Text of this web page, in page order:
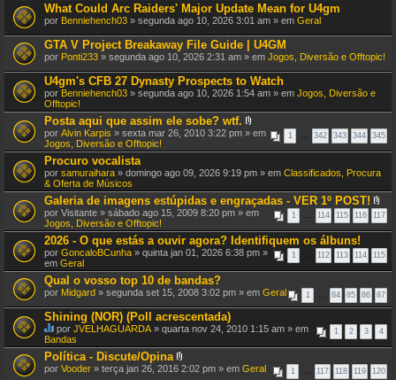
What Could Arc Raiders' Major Update Mean for U4gm
por Benniehench03 » segunda ago 10, 2026 3:01 am » em Geral
GTA V Project Breakaway File Guide | U4GM
por Ponti233 » segunda ago 10, 2026 2:31 am » em Jogos, Diversão e Offtopic!
U4gm's CFB 27 Dynasty Prospects to Watch
por Benniehench03 » segunda ago 10, 2026 1:54 am » em Jogos, Diversão e
Offtopic!
Posta aqui que assim ele sobe? wtf.
A
e
o
s
)
1 342 343 344 345
por Alvin Karpis » sexta mar 26, 2010 3:22 pm » em
Jogos, Diversão e Offtopic!
Procuro vocalista
por samuraihara » domingo ago 09, 2026 9:19 pm » em Classificados, Procura
& Oferta de Músicos
Galeria de imagens estúpidas e engraçadas - VER 1º POST!
A
n
e
o
(
s
1 114 115 116 117
por Visitante » sábado ago 15, 2009 8:20 pm » em
Jogos, Diversão e Offtopic!
2026 - O que estás a ouvir agora? Identifiquem os álbuns!
1 112 113 114 115
por GoncaloBCunha » quinta jan 01, 2026 6:38 pm »
em Geral
Qual o vosso top 10 de bandas?
1 84 85 86 87
por Midgard » segunda set 15, 2008 3:02 pm » em Geral
Shining (NOR) (Poll acrescentada)
1 2 3 4
E
s
t
e
por JVELHAGUARDA » quarta nov 24, 2010 1:15 am » em
Bandas
Política - Discute/Opina
A
1 117 118 119 120
por Vooder » terça jan 26, 2016 2:02 pm » em Geral